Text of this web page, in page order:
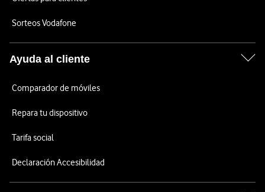
Sorteos Vodafone
Ayuda al cliente
Comparador de móviles
Repara tu dispositivo
Tarifa social
Declaración Accesibilidad